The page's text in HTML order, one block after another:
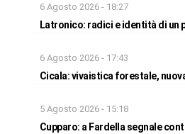
6 Agosto 2026 - 18:27
Latronico: radici e identità di un
6 Agosto 2026 - 17:43
Cicala: vivaistica forestale,
5 Agosto 2026 - 15:18
Cupparo: a Fardella segnale